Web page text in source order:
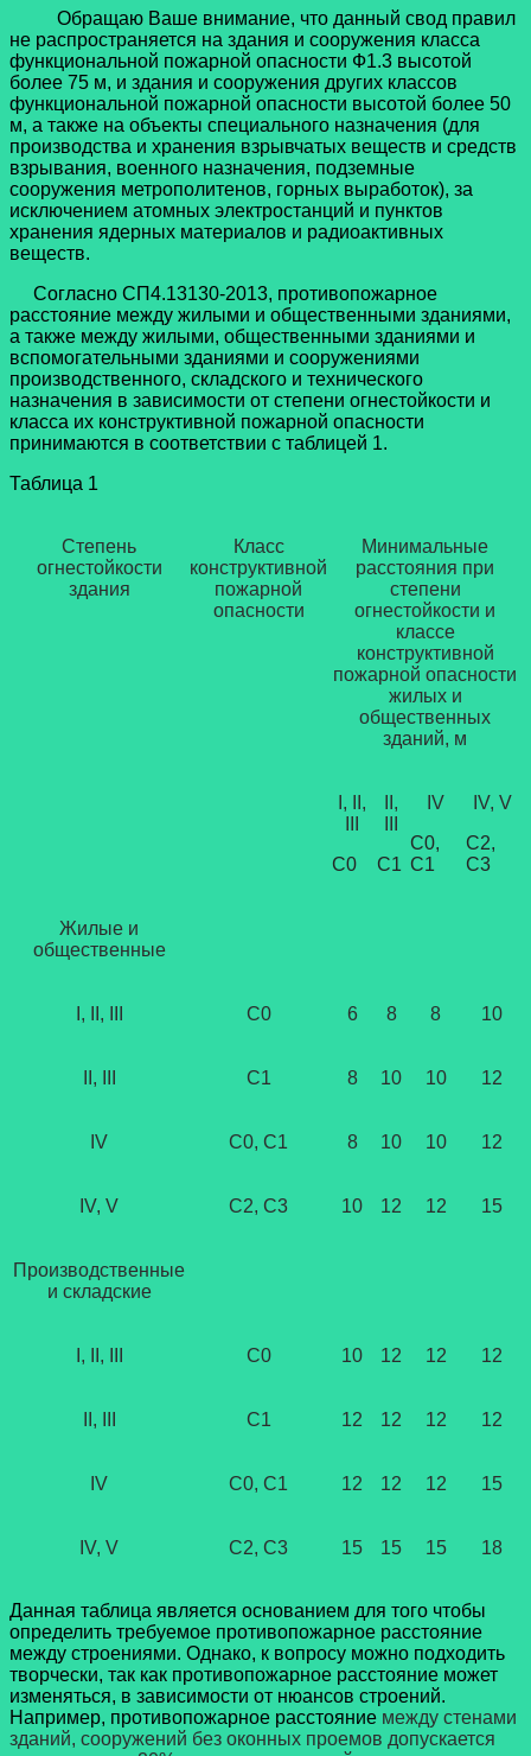
Обращаю Ваше внимание, что данный свод правил
не распространяется на здания и сооружения класса
функциональной пожарной опасности Ф1.3 высотой
более 75 м, и здания и сооружения других классов
функциональной пожарной опасности высотой более 50
м, а также на объекты специального назначения (для
производства и хранения взрывчатых веществ и средств
взрывания, военного назначения, подземные
сооружения метрополитенов, горных выработок), за
исключением атомных электростанций и пунктов
хранения ядерных материалов и радиоактивных
веществ.
Согласно СП4.13130-2013, противопожарное
расстояние между жилыми и общественными зданиями,
а также между жилыми, общественными зданиями и
вспомогательными зданиями и сооружениями
производственного, складского и технического
назначения в зависимости от степени огнестойкости и
класса их конструктивной пожарной опасности
принимаются в соответствии с таблицей 1.
Таблица 1
Степень
огнестойкости
здания
Класс
конструктивной
пожарной
опасности
Минимальные
расстояния при
степени
огнестойкости и
классе
конструктивной
пожарной опасности
жилых и
общественных
зданий, м
I, II,
С0
II,
С1
IV
С0,
С1
IV, V
С2,
С3
Жилые и
общественные
I, II, III С0 6 8 8 10
II, III С1 8 10 10 12
IV С0, С1 8 10 10 12
IV, V С2, С3 10 12 12 15
Производственные
и складские
I, II, III С0 10 12 12 12
II, III С1 12 12 12 12
IV С0, С1 12 12 12 15
IV, V С2, С3 15 15 15 18
Данная таблица является основанием для того чтобы
определить требуемое противопожарное расстояние
между строениями. Однако, к вопросу можно подходить
творчески, так как противопожарное расстояние может
изменяться, в зависимости от нюансов строений.
Например, противопожарное расстояние между стенами
зданий, сооружений без оконных проемов допускается